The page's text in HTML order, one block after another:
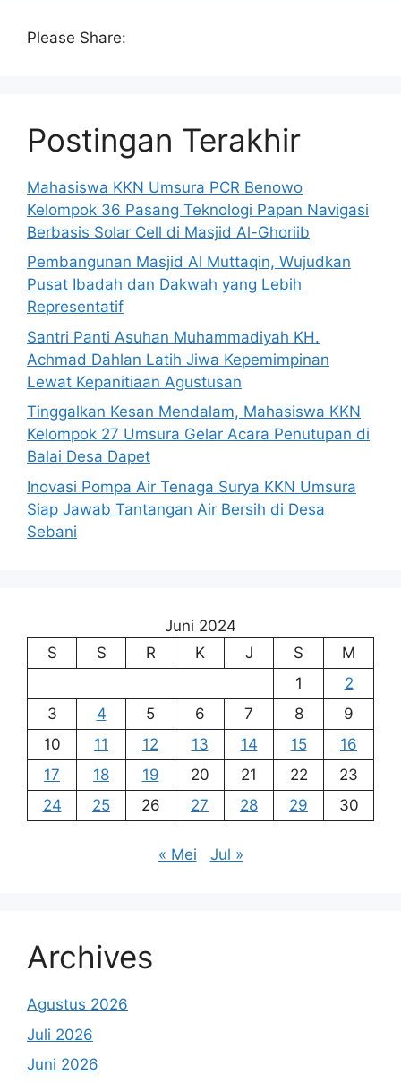
Please Share:
Postingan Terakhir
Mahasiswa KKN Umsura PCR Benowo
Kelompok 36 Pasang Teknologi Papan Navigasi
Berbasis Solar Cell di Masjid Al-Ghoriib
Pembangunan Masjid Al Muttaqin, Wujudkan
Pusat Ibadah dan Dakwah yang Lebih
Representatif
Santri Panti Asuhan Muhammadiyah KH.
Achmad Dahlan Latih Jiwa Kepemimpinan
Lewat Kepanitiaan Agustusan
Tinggalkan Kesan Mendalam, Mahasiswa KKN
Kelompok 27 Umsura Gelar Acara Penutupan di
Balai Desa Dapet
Inovasi Pompa Air Tenaga Surya KKN Umsura
Siap Jawab Tantangan Air Bersih di Desa
Sebani
Juni 2024
S
S R K J S
M
1
2
3
4 5 6 7 8
9
10
11 12 13 14 15
16
17
18 19 20 21 22
23
24
25 26 27 28 29 30
« Mei Jul »
Archives
Agustus 2026
Juli 2026
Juni 2026